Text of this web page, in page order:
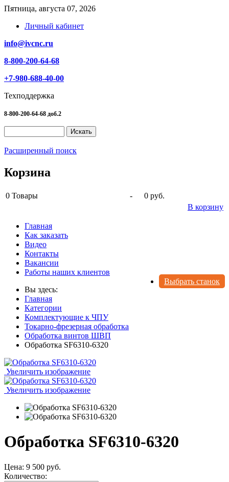
Пятница, августа 07, 2026
Личный кабинет
info@ivcnc.ru
8-800-200-64-68
+7-980-688-40-00
Техподдержка
8-800-200-64-68 доб.2
Расширенный поиск
Корзина
0 Товары -
0 руб.
В корзину
Главная
Как заказать
Видео
Контакты
Вакансии
Работы наших клиентов
Выбрать станок
Вы здесь:
Главная
Категории
Комплектующие к ЧПУ
Токарно-фрезерная обработка
Обработка винтов ШВП
Обработка SF6310-6320
Увеличить изображение
Увеличить изображение
Обработка SF6310-6320
Цена: 9 500 руб.
Количество: